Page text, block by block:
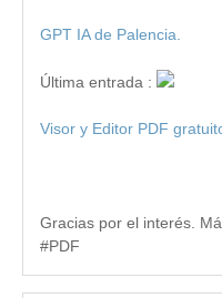
GPT IA de Palencia.
Última entrada :
Visor y Editor PDF
Gracias por el interés.
#PDF